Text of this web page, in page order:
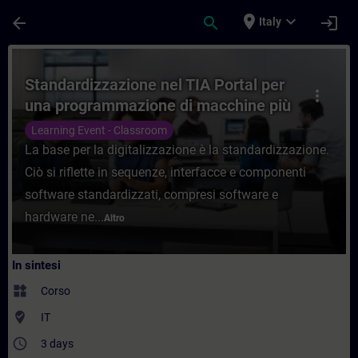
arrow_back search place Italy expand_more login
Corso - Standardizzazione nel TIA
more_vert
Standardizzazione nel TIA Portal per
una programmazione di macchine più
efficiente e senza errori
Learning Event - Classroom
La base per la digitalizzazione è la standardizzazione.
Ciò si riflette in sequenze, interfacce e componenti
software standardizzati, compresi software e
hardware ne...Altro
In sintesi
widgets Corso
where_to_vote IT
access_time 3 days